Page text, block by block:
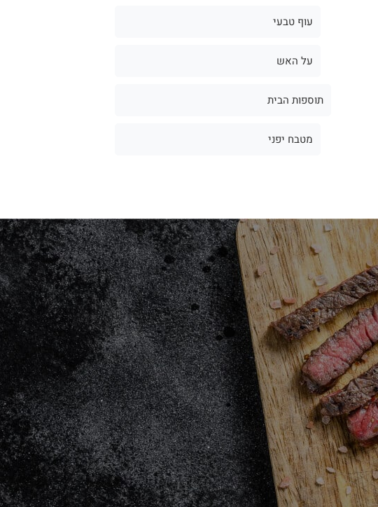
עוף טבעי
על האש
תוספות הבית
מטבח יפני